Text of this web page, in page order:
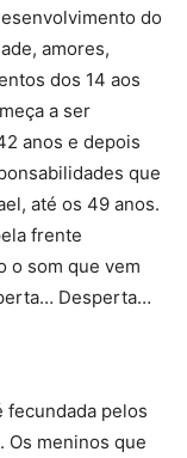
do
amores,
dos 14 aos
a ser
anos e depois
que
até os 49 anos.
frente
o som que vem
Desperta…
fecundada pelos
Os meninos que